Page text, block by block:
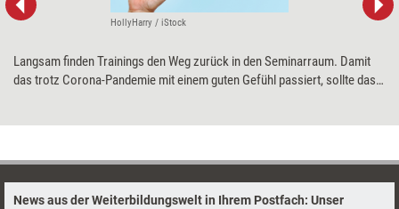
HollyHarry / iStock
Langsam finden Trainings den Weg zurück in den Seminarraum. Damit
das trotz Corona-Pandemie mit einem guten Gefühl passiert, sollte das
News aus der Weiterbildungswelt in Ihrem Postfach: Unser